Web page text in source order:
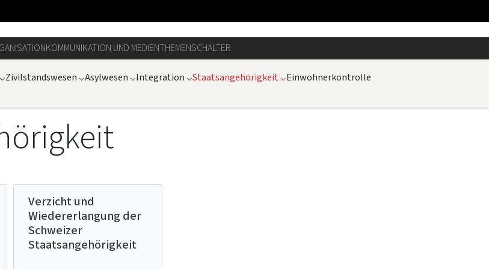
KOMMUNIKATION UND MEDIENTHEMENSCHALTER
⌵Zivilstandswesen ⌵Asylwesen ⌵Integration ⌵Staatsangehörigkeit ⌵Einwohnerkontrolle
Verzicht und
Wiedererlangung der
Schweizer
Staatsangehörigkeit